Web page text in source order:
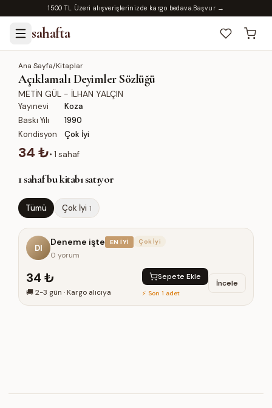
1500 TL Üzeri alışverişlerinizde kargo bedava.Başvur →
sahafta
Ana Sayfa/Kitaplar
Açıklamalı Deyimler Sözlüğü
METİN GÜL - İLHAN YALÇIN
Yayınevi
Koza
Baskı Yılı
1990
Kondisyon
Çok İyi
34 ₺• 1 sahaf
1sahaf bu kitabı satıyor
Tümü Çok İyi 1
DI
Deneme işte EN İYI Çok İyi
0 yorum
34 ₺
🚚2-3 gün · Kargo alıcıya
Sepete Ekle
⚡ Son 1 adet
İncele